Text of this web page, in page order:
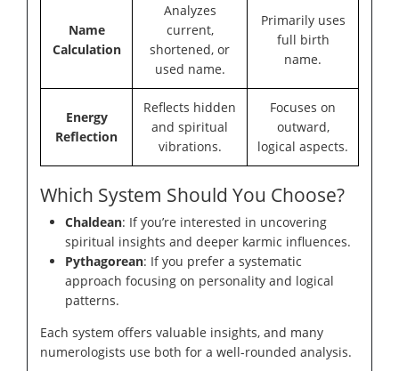
Name
Calculation
Analyzes
current,
shortened, or
used name.
Primarily uses
full birth
name.
Energy
Reflection
Reflects hidden
and spiritual
vibrations.
Focuses on
outward,
logical aspects.
Which System Should You Choose?
Chaldean: If you’re interested in uncovering
spiritual insights and deeper karmic influences.
Pythagorean: If you prefer a systematic
approach focusing on personality and logical
patterns.
Each system offers valuable insights, and many
numerologists use both for a well-rounded analysis.